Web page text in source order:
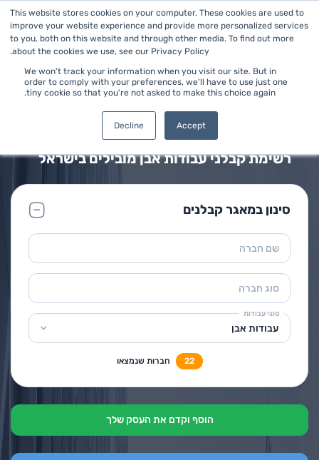
This website stores cookies on your computer. These cookies are used to
improve your website experience and provide more personalized services
to you, both on this website and through other media. To find out more
about the cookies we use, see our Privacy Policy.
We won't track your information when you visit our site. But in
order to comply with your preferences, we'll have to use just one
tiny cookie so that you're not asked to make this choice again.
Accept
Decline
עבודות אבן
מאגר קבלני עבודות אבן
רשימת קבלני עבודות אבן מובילים בישראל
סינון במאגר קבלנים
שם חברה
סוג חברה
סוגי עבודות
עבודות אבן
22 חברות שנמצאו
הוסף וקדם את העסק שלך